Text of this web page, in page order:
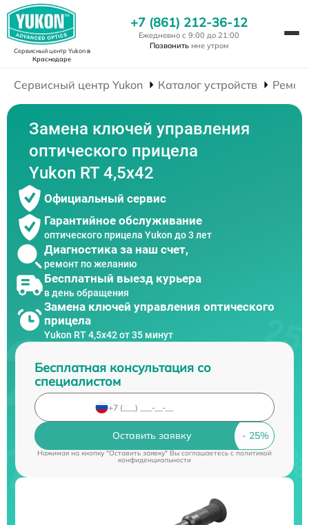
Сервисный центр Yukonв
Краснодаре
+7 (861) 212-36-12
Ежедневно с 9:00 до 21:00
Позвонить мне утром
Сервисный центр Yukon Каталог устройств
Замена ключей управления
оптического прицела
Yukon RT 4,5х42
Официальный сервис
Гарантийное обслуживание
оптического прицела Yukon до 3 лет
Диагностика за наш счет,
ремонт по желанию
Бесплатный выезд курьера
в день обращения
Замена ключей управления оптического
прицела
Yukon RT 4,5х42 от 35 минут
Бесплатная консультация со
специалистом
Оставить заявку
Нажимая на кнопку "Оставить заявку" Вы соглашаетесь cполитикой
конфиденциальности